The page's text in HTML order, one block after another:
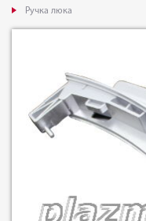
Ручка люка